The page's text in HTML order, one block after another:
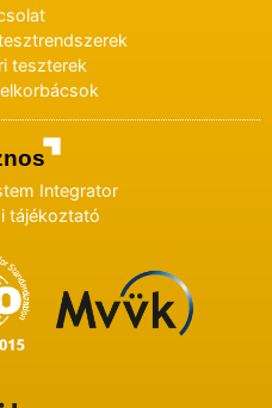
teszterek
Integrator
tájékoztató